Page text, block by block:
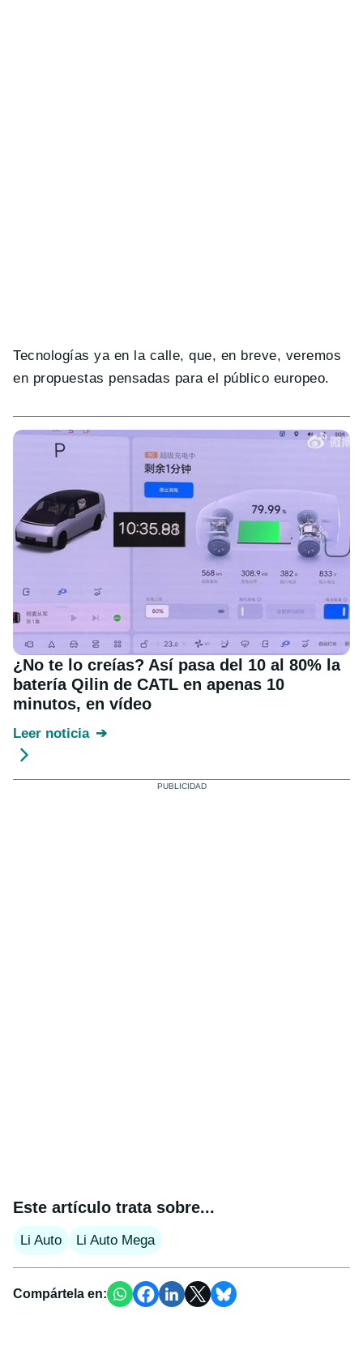
Tecnologías ya en la calle, que, en breve, veremos
en propuestas pensadas para el público europeo.
¿No te lo creías? Así pasa del 10 al 80% la
batería Qilin de CATL en apenas 10
minutos, en vídeo
Leer noticia
Este artículo trata sobre...
Li Auto Li Auto Mega
Compártela en: